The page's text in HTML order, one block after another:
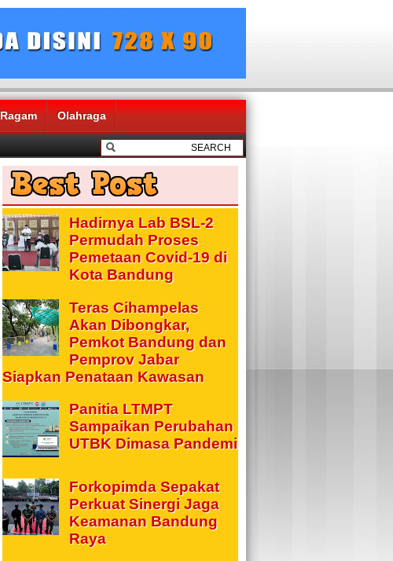
Ragam Olahraga
Hadirnya Lab BSL-2
Permudah Proses
Pemetaan Covid-19 di
Kota Bandung
Teras Cihampelas
Akan Dibongkar,
Pemkot Bandung dan
Pemprov Jabar
Siapkan Penataan Kawasan
Panitia LTMPT
Sampaikan Perubahan
UTBK Dimasa Pandemi
Forkopimda Sepakat
Perkuat Sinergi Jaga
Keamanan Bandung
Raya